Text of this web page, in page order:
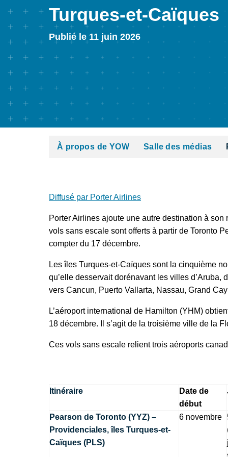
Turques-et-Caïques
Publié le 11 juin 2026
À propos de YOW Salle des médias
Diffusé par Porter Airlines
Porter Airlines ajoute une autre destination à
vols sans escale sont offerts à partir de Toronto
compter du 17 décembre.
Les îles Turques-et-Caïques sont la cinquième
qu’elle desservait dorénavant les villes
vers Cancun, Puerto Vallarta, Nassau, Grand
L’aéroport international de Hamilton (YHM)
18 décembre. Il s’agit de la troisième ville de la
Ces vols sans escale relient trois aéroports
Itinéraire
Date de
début
Pearson de Toronto (YYZ) –
Providenciales, îles Turques-et-
Caïques (PLS)
6 novembre